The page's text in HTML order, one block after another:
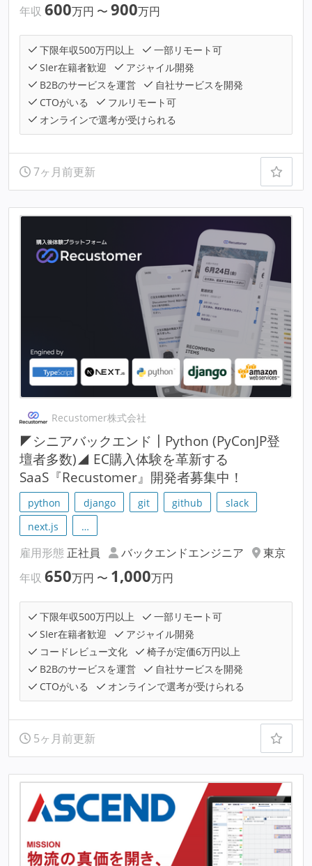
年収 600万円 〜 900万円
下限年収500万円以上
一部リモート可
SIer在籍者歓迎
アジャイル開発
B2Bのサービスを運営
自社サービスを開発
CTOがいる
フルリモート可
オンラインで選考が受けられる
7ヶ月前更新
Recustomer株式会社
◤シニアバックエンド┃Python (PyConJP登
壇者多数)◢ EC購入体験を革新する
SaaS『Recustomer』開発者募集中！
python django git github
slack
next.js
…
雇用形態 正社員 バックエンドエンジニア
東京
年収 650万円 〜 1,000万円
下限年収500万円以上
一部リモート可
SIer在籍者歓迎
アジャイル開発
コードレビュー文化
椅子が定価6万円以上
B2Bのサービスを運営
自社サービスを開発
CTOがいる
オンラインで選考が受けられる
5ヶ月前更新